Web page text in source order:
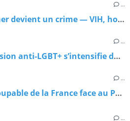
…
Sénégal : Quand soigner devient un crime — VIH, homophobie d'État et paradoxe meurtrier
…
Biélorussie : La répression anti-LGBT+ s’intensifie dans l’ombre du Kremlin
…
Sénégal : Le Silence Coupable de la France face au Péril LGBT+
…